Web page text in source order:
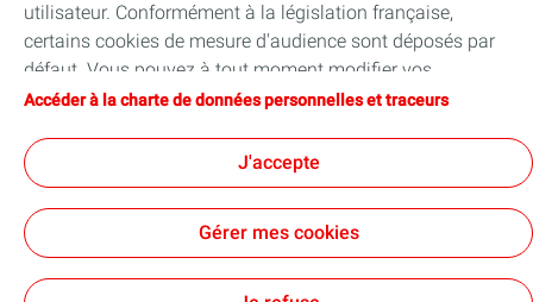
Soyez acteurs
Nos projets
Accessibilité : partiellement conforme
utilisateur. Conformément à la législation française,
certains cookies de mesure d'audience sont déposés par
défaut. Vous pouvez à tout moment modifier vos
paramètres de cookies en cliquant sur le bouton « Gérer
vous acceptez le dépôt de l’ensemble des cookies. Dans le
cas où vous cliquez sur « Je refuse », seuls les cookies
techniques nécessaires au bon fonctionnement du site
seront utilisés. Pour plus d’informations, vous pouvez
Accéder à la charte de données personnelles et traceurs
J'accepte
Gérer mes cookies